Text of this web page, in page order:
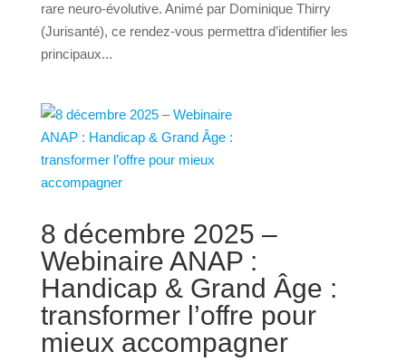
rare neuro-évolutive. Animé par Dominique Thirry
(Jurisanté), ce rendez-vous permettra d’identifier les
principaux...
8 décembre 2025 –
Webinaire ANAP :
Handicap & Grand Âge :
transformer l’offre pour
mieux accompagner